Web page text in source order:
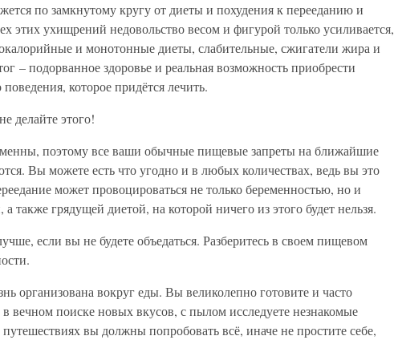
по замкнутому кругу от диеты и похудения к перееданию и
этих ухищрений недовольство весом и фигурой только усиливается,
и монотонные диеты, слабительные, сжигатели жира и
– подорванное здоровье и реальная возможность приобрести
которое придётся лечить.
делайте этого!
поэтому все ваши обычные пищевые запреты на ближайшие
Вы можете есть что угодно и в любых количествах, ведь вы это
может провоцироваться не только беременностью, но и
также грядущей диетой, на которой ничего из этого будет нельзя.
если вы не будете объедаться. Разберитесь в своем пищевом
организована вокруг еды. Вы великолепно готовите и часто
вечном поиске новых вкусов, с пылом исследуете незнакомые
вы должны попробовать всё, иначе не простите себе,